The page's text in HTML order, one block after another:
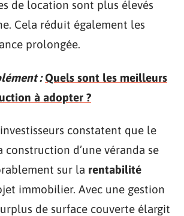
de location sont plus élevés
Cela réduit également les
prolongée.
: Quels sont les meilleurs
à adopter ?
constatent que le
construction d’une véranda se
sur la rentabilité
immobilier. Avec une gestion
de surface couverte élargit